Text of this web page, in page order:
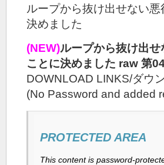
ループから抜け出せない
決めました
(NEW)ループから抜け出
ことに決めました raw 第
DOWNLOAD LINKS/ダウ
(No Password and added
PROTECTED AREA
This content is password-